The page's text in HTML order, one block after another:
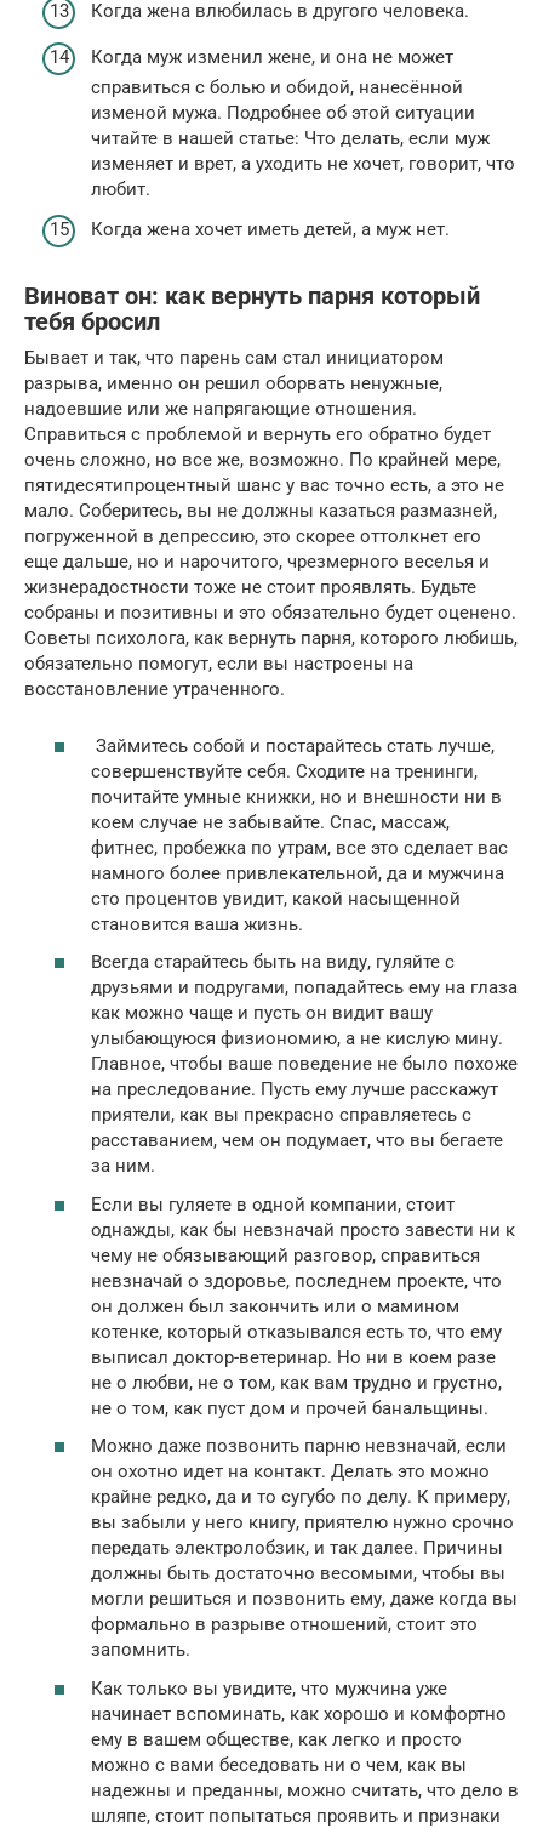
Когда жена влюбилась в другого человека.
Когда муж изменил жене, и она не может
справиться с болью и обидой, нанесённой
изменой мужа. Подробнее об этой ситуации
читайте в нашей статье: Что делать, если муж
изменяет и врет, а уходить не хочет, говорит, что
любит.
Когда жена хочет иметь детей, а муж нет.
Виноват он: как вернуть парня который
тебя бросил
Бывает и так, что парень сам стал инициатором
разрыва, именно он решил оборвать ненужные,
надоевшие или же напрягающие отношения.
Справиться с проблемой и вернуть его обратно будет
очень сложно, но все же, возможно. По крайней мере,
пятидесятипроцентный шанс у вас точно есть, а это не
мало. Соберитесь, вы не должны казаться размазней,
погруженной в депрессию, это скорее оттолкнет его
еще дальше, но и нарочитого, чрезмерного веселья и
жизнерадостности тоже не стоит проявлять. Будьте
собраны и позитивны и это обязательно будет оценено.
Советы психолога, как вернуть парня, которого любишь,
обязательно помогут, если вы настроены на
восстановление утраченного.
Займитесь собой и постарайтесь стать лучше,
совершенствуйте себя. Сходите на тренинги,
почитайте умные книжки, но и внешности ни в
коем случае не забывайте. Спас, массаж,
фитнес, пробежка по утрам, все это сделает вас
намного более привлекательной, да и мужчина
сто процентов увидит, какой насыщенной
становится ваша жизнь.
Всегда старайтесь быть на виду, гуляйте с
друзьями и подругами, попадайтесь ему на глаза
как можно чаще и пусть он видит вашу
улыбающуюся физиономию, а не кислую мину.
Главное, чтобы ваше поведение не было похоже
на преследование. Пусть ему лучше расскажут
приятели, как вы прекрасно справляетесь с
расставанием, чем он подумает, что вы бегаете
за ним.
Если вы гуляете в одной компании, стоит
однажды, как бы невзначай просто завести ни к
чему не обязывающий разговор, справиться
невзначай о здоровье, последнем проекте, что
он должен был закончить или о мамином
котенке, который отказывался есть то, что ему
выписал доктор-ветеринар. Но ни в коем разе
не о любви, не о том, как вам трудно и грустно,
не о том, как пуст дом и прочей банальщины.
Можно даже позвонить парню невзначай, если
он охотно идет на контакт. Делать это можно
крайне редко, да и то сугубо по делу. К примеру,
вы забыли у него книгу, приятелю нужно срочно
передать электролобзик, и так далее. Причины
должны быть достаточно весомыми, чтобы вы
могли решиться и позвонить ему, даже когда вы
формально в разрыве отношений, стоит это
запомнить.
Как только вы увидите, что мужчина уже
начинает вспоминать, как хорошо и комфортно
ему в вашем обществе, как легко и просто
можно с вами беседовать ни о чем, как вы
надежны и преданны, можно считать, что дело в
шляпе, стоит попытаться проявить и признаки